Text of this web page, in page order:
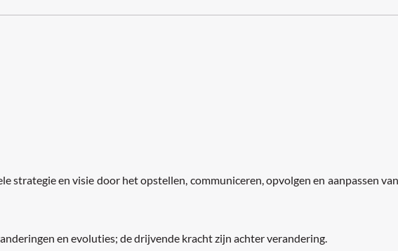
strategie en visie door het opstellen, communiceren, opvolgen en aanpassen
en evoluties; de drijvende kracht zijn achter verandering.